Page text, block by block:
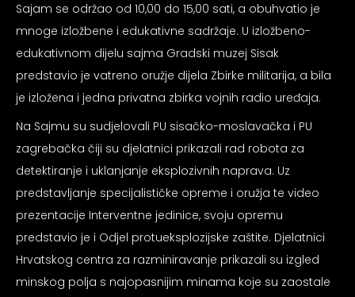
Sajam se održao od 10,00 do 15,00 sati, a obuhvatio je
mnoge izložbene i edukativne sadržaje. U izložbeno-
edukativnom dijelu sajma Gradski muzej Sisak
predstavio je vatreno oružje dijela Zbirke militarija, a bila
je izložena i jedna privatna zbirka vojnih radio uređaja.
Na Sajmu su sudjelovali PU sisačko-moslavačka i PU
zagrebačka čiji su djelatnici prikazali rad robota za
detektiranje i uklanjanje eksplozivnih naprava. Uz
predstavljanje specijalističke opreme i oružja te video
prezentacije Interventne jedinice, svoju opremu
predstavio je i Odjel protueksplozijske zaštite. Djelatnici
Hrvatskog centra za razminiravanje prikazali su izgled
minskog polja s najopasnijim minama koje su zaostale
vida